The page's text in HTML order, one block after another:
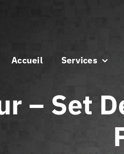
Accueil
Services
– Set